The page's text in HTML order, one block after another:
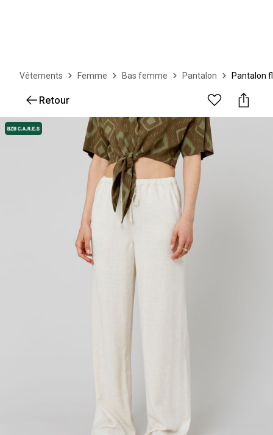
Vêtements Femme Bas femme Pantalon Pantalon
Retour